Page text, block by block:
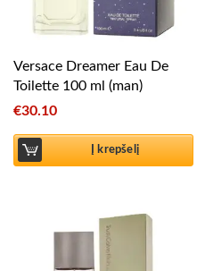
Versace Dreamer Eau De
Toilette 100 ml (man)
€30.10
Į krepšelį